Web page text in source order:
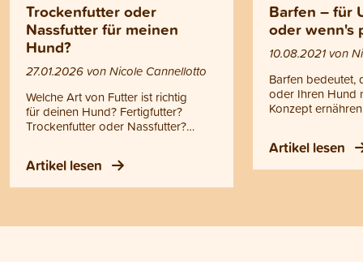
Trockenfutter oder
Nassfutter für meinen
Hund?
27.01.2026 von Nicole Cannellotto
Welche Art von Futter ist richtig
für deinen Hund? Fertigfutter?
Trockenfutter oder Nassfutter?
Entscheidung ist zum Teil eine Frage
des Geschmacks. Grundsätzlich ist
mit allen Fütterungsvarianten eine
Unterschiede, die du kennen
Artikel lesen
Barfen – für
oder wenn's
10.08.2021 von
Barfen bedeutet,
oder Ihren Hund
Konzept
artgerechte
Unterschied zur
Rohfütterung,
hochwertige Öle.
Artikel lesen